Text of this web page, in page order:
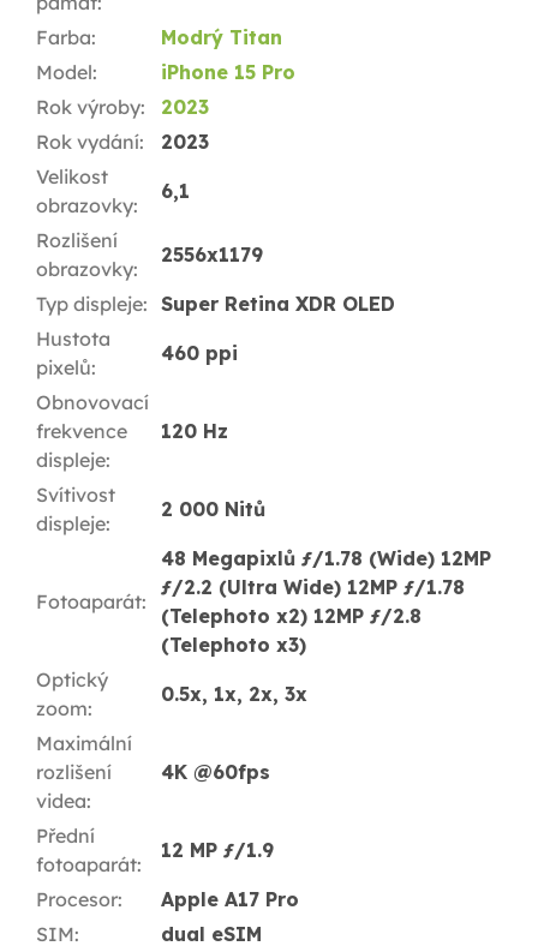
Farba:
Modrý Titan
Model:
iPhone 15 Pro
Rok výroby:
2023
Rok vydání:
2023
Velikost
obrazovky:
6,1
Rozlišení
obrazovky:
2556x1179
Typ displeje: Super Retina XDR OLED
Hustota
pixelů:
460 ppi
Obnovovací
frekvence
displeje:
120 Hz
Svítivost
displeje:
2 000 Nitů
Fotoaparát:
48 Megapixlů ƒ/1.78 (Wide) 12MP
ƒ/2.2 (Ultra Wide) 12MP ƒ/1.78
(Telephoto x2) 12MP ƒ/2.8
(Telephoto x3)
Optický
zoom:
0.5x, 1x, 2x, 3x
Maximální
rozlišení
videa:
4K @60fps
Přední
fotoaparát:
12 MP ƒ/1.9
Procesor:
Apple A17 Pro
SIM:
dual eSIM